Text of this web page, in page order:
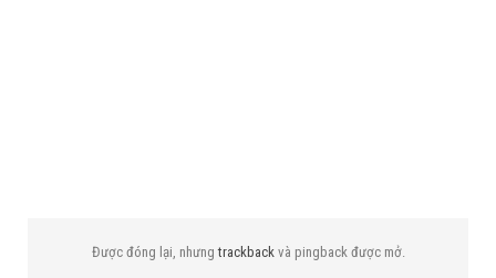
Được đóng lại, nhưngtrackback và pingback được mở.